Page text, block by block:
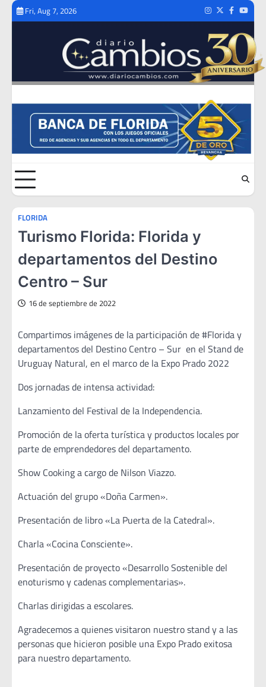
Skip
Fri, Aug 7, 2026 Instagram
TwitterFacebook
FLORIDA
Turismo Florida: Florida y
departamentos del Destino
Centro – Sur
16 de septiembre de 2022
Compartimos imágenes de la participación de #Florida y
departamentos del Destino Centro – Sur en el Stand de
Uruguay Natural, en el marco de la Expo Prado 2022
Dos jornadas de intensa actividad:
Lanzamiento del Festival de la Independencia.
Promoción de la oferta turística y productos locales por
parte de emprendedores del departamento.
Show Cooking a cargo de Nilson Viazzo.
Actuación del grupo «Doña Carmen».
Presentación de libro «La Puerta de la Catedral».
Charla «Cocina Consciente».
Presentación de proyecto «Desarrollo Sostenible del
enoturismo y cadenas complementarias».
Charlas dirigidas a escolares.
Agradecemos a quienes visitaron nuestro stand y a las
personas que hicieron posible una Expo Prado exitosa
para nuestro departamento.